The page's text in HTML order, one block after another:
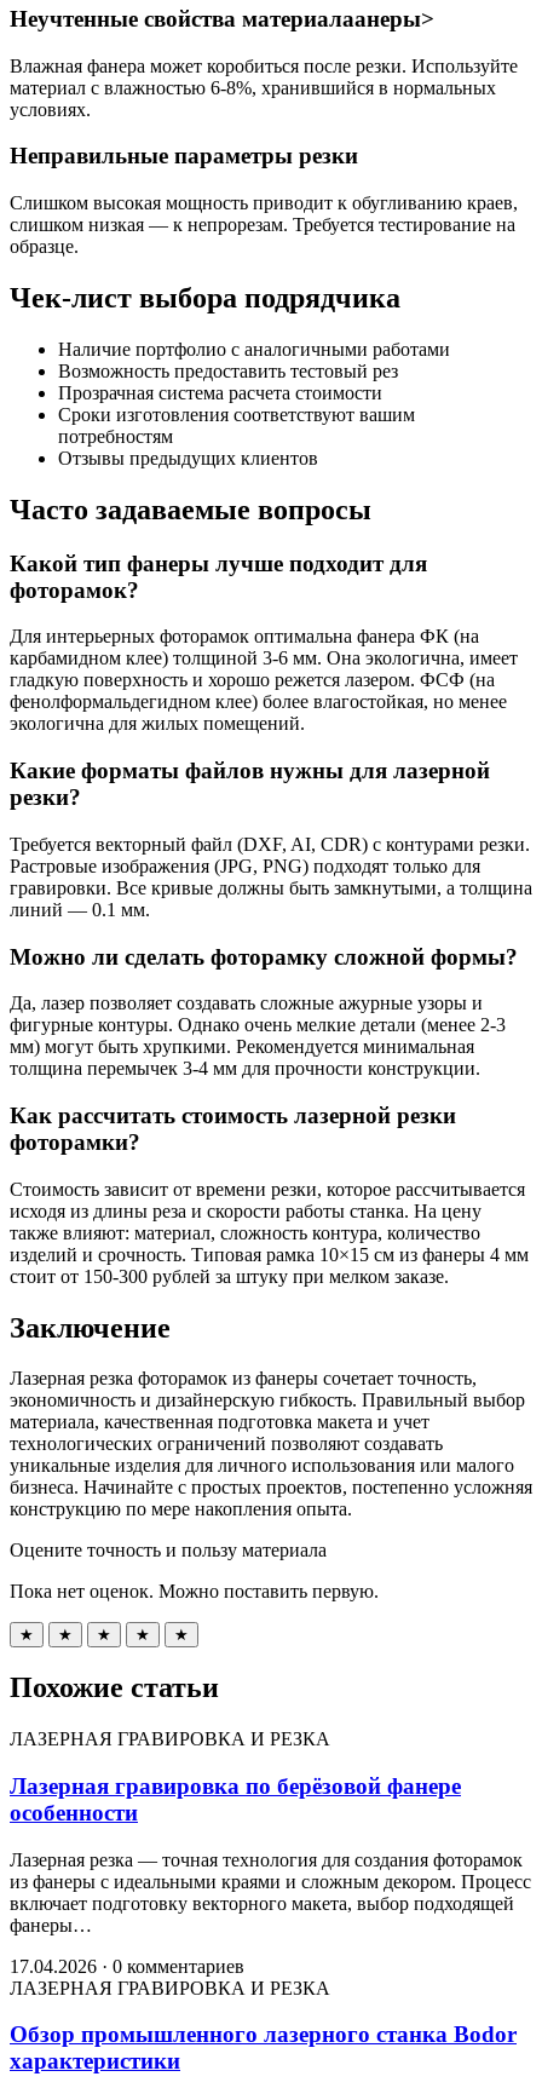
Неучтенные свойства материалаанеры>
Влажная фанера может коробиться после резки. Используйте
материал с влажностью 6-8%, хранившийся в нормальных
условиях.
Неправильные параметры резки
Слишком высокая мощность приводит к обугливанию краев,
слишком низкая — к непрорезам. Требуется тестирование на
образце.
Чек-лист выбора подрядчика
Наличие портфолио с аналогичными работами
Возможность предоставить тестовый рез
Прозрачная система расчета стоимости
Сроки изготовления соответствуют вашим
потребностям
Отзывы предыдущих клиентов
Часто задаваемые вопросы
Какой тип фанеры лучше подходит для
фоторамок?
Для интерьерных фоторамок оптимальна фанера ФК (на
карбамидном клее) толщиной 3-6 мм. Она экологична, имеет
гладкую поверхность и хорошо режется лазером. ФСФ (на
фенолформальдегидном клее) более влагостойкая, но менее
экологична для жилых помещений.
Какие форматы файлов нужны для лазерной
резки?
Требуется векторный файл (DXF, AI, CDR) с контурами резки.
Растровые изображения (JPG, PNG) подходят только для
гравировки. Все кривые должны быть замкнутыми, а толщина
линий — 0.1 мм.
Можно ли сделать фоторамку сложной формы?
Да, лазер позволяет создавать сложные ажурные узоры и
фигурные контуры. Однако очень мелкие детали (менее 2-3
мм) могут быть хрупкими. Рекомендуется минимальная
толщина перемычек 3-4 мм для прочности конструкции.
Как рассчитать стоимость лазерной резки
фоторамки?
Стоимость зависит от времени резки, которое рассчитывается
исходя из длины реза и скорости работы станка. На цену
также влияют: материал, сложность контура, количество
изделий и срочность. Типовая рамка 10×15 см из фанеры 4 мм
стоит от 150-300 рублей за штуку при мелком заказе.
Заключение
Лазерная резка фоторамок из фанеры сочетает точность,
экономичность и дизайнерскую гибкость. Правильный выбор
материала, качественная подготовка макета и учет
технологических ограничений позволяют создавать
уникальные изделия для личного использования или малого
бизнеса. Начинайте с простых проектов, постепенно усложняя
конструкцию по мере накопления опыта.
Оцените точность и пользу материала
Пока нет оценок. Можно поставить первую.
★ ★ ★ ★ ★
Похожие статьи
ЛАЗЕРНАЯ ГРАВИРОВКА И РЕЗКА
Лазерная гравировка по берёзовой фанере
особенности
Лазерная резка — точная технология для создания фоторамок
из фанеры с идеальными краями и сложным декором. Процесс
включает подготовку векторного макета, выбор подходящей
фанеры…
17.04.2026 · 0 комментариев
ЛАЗЕРНАЯ ГРАВИРОВКА И РЕЗКА
Обзор промышленного лазерного станка Bodor
характеристики